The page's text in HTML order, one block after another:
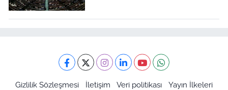
Gizlilik Sözleşmesi İletişim Veri politikası Yayın İlkeleri